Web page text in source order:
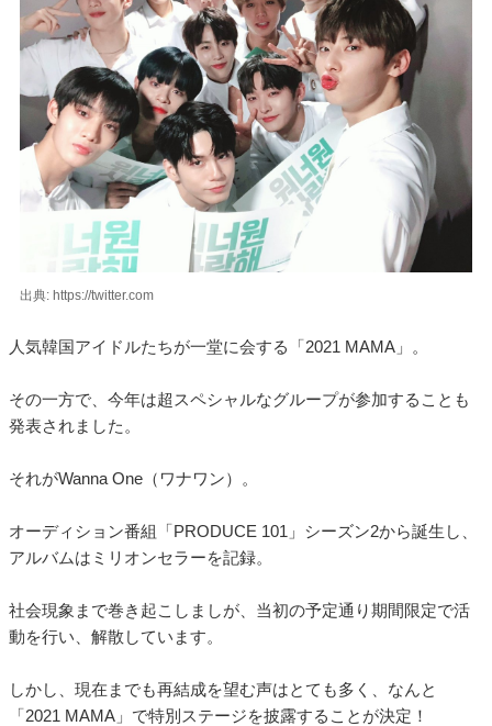
出典: https://twitter.com
人気韓国アイドルたちが一堂に会する「2021 MAMA」。
その一方で、今年は超スペシャルなグループが参加することも
発表されました。
それがWanna One（ワナワン）。
オーディション番組「PRODUCE 101」シーズン2から誕生し、
アルバムはミリオンセラーを記録。
社会現象まで巻き起こしましが、当初の予定通り期間限定で活
動を行い、解散しています。
しかし、現在までも再結成を望む声はとても多く、なんと
「2021 MAMA」で特別ステージを披露することが決定！